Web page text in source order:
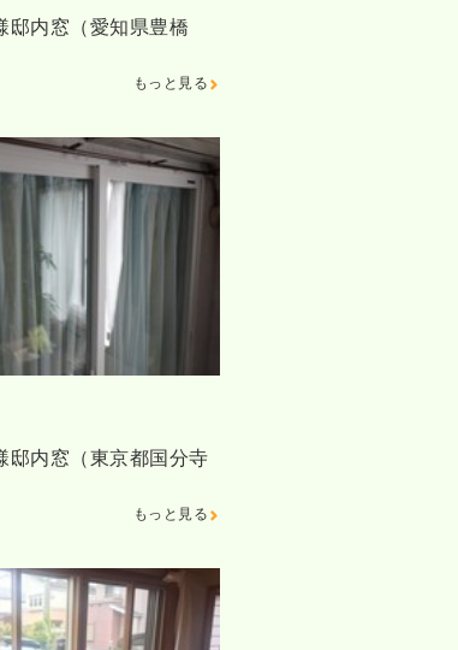
邸内窓（愛知県豊橋
もっと見る
邸内窓（東京都国分寺
もっと見る